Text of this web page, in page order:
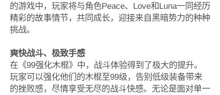
的游戏中，玩家将与角色Peace、Love和Luna一同经历
精彩的故事情节，共同成长，迎接来自黑暗势力的种种
挑战。
爽快战斗、极致手感
在《99强化木棍》中，战斗体验得到了极大的提升。
玩家可以强化他们的木棍至99级，告别低级装备带来
的挫败感，尽情享受无尽的战斗快感。无论是面对单一